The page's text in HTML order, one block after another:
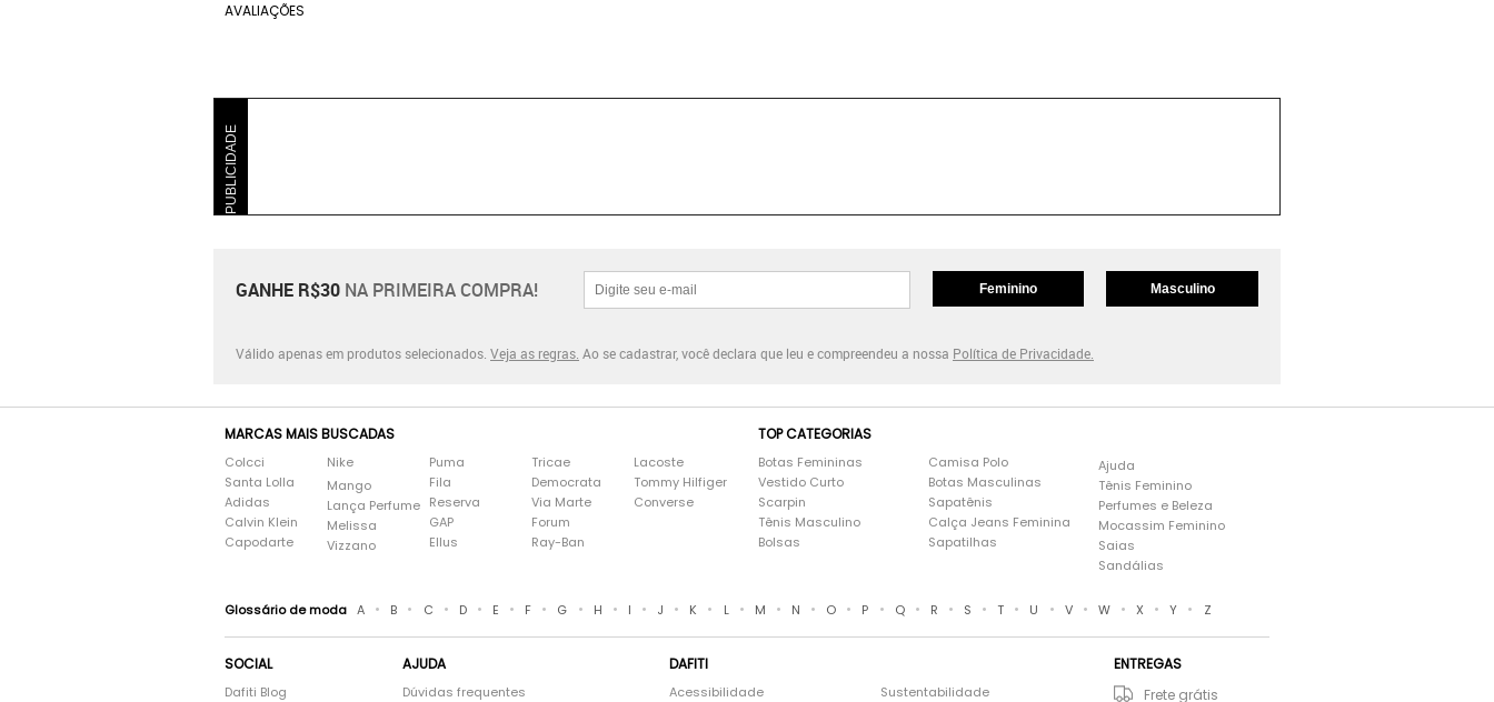
AVALIAÇÕES
PUBLICIDADE
GANHE R$30 NA PRIMEIRA COMPRA! Feminino Masculino
Válido apenas em produtos selecionados. Veja as regras. Ao se cadastrar, você declara que leu e compreendeu a nossa Política de Privacidade.
MARCAS MAIS BUSCADAS
Colcci
Santa Lolla
Adidas
Calvin Klein
Capodarte
Nike
Mango
Lança Perfume
Melissa
Vizzano
Puma
Fila
Reserva
GAP
Ellus
Tricae
Democrata
Via Marte
Forum
Ray-Ban
Lacoste
Tommy Hilfiger
Converse
TOP CATEGORIAS
Botas Femininas
Vestido Curto
Scarpin
Tênis Masculino
Bolsas
Camisa Polo
Botas Masculinas
Sapatênis
Calça Jeans Feminina
Sapatilhas
Ajuda
Tênis Feminino
Perfumes e Beleza
Mocassim Feminino
Saias
Sandálias
Glossário de moda A • B • C • D • E • F • G • H • I • J • K • L • M • N • O • P • Q • R • S • T • U • V • W • X • Y • Z
SOCIAL
Dafiti Blog
AJUDA
Dúvidas frequentes
DAFITI
Acessibilidade Sustentabilidade
ENTREGAS
Frete grátis